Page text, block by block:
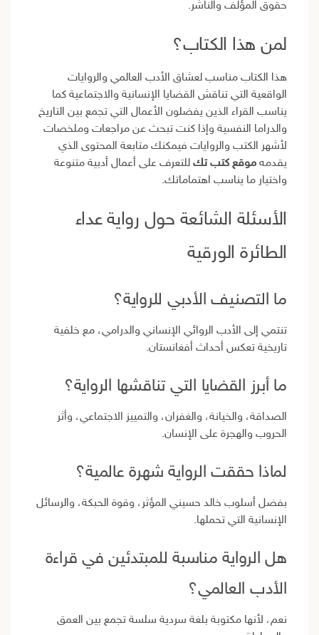
حقوق المؤلف والناشر.
لمن هذا الكتاب؟
هذا الكتاب مناسب لعشاق الأدب العالمي والروايات
الواقعية التي تناقش القضايا الإنسانية والاجتماعية كما
يناسب القراء الذين يفضلون الأعمال التي تجمع بين التاريخ
والدراما النفسية وإذا كنت تبحث عن مراجعات وملخصات
لأشهر الكتب والروايات فيمكنك متابعة المحتوى الذي
يقدمه موقع كتب تك للتعرف على أعمال أدبية متنوعة
واختيار ما يناسب اهتماماتك.
الأسئلة الشائعة حول رواية عداء
الطائرة الورقية
ما التصنيف الأدبي للرواية؟
تنتمي إلى الأدب الروائي الإنساني والدرامي، مع خلفية
تاريخية تعكس أحداث أفغانستان.
ما أبرز القضايا التي تناقشها الرواية؟
الصداقة، والخيانة، والغفران، والتمييز الاجتماعي، وأثر
الحروب والهجرة على الإنسان.
لماذا حققت الرواية شهرة عالمية؟
بفضل أسلوب خالد حسيني المؤثر، وقوة الحبكة، والرسائل
الإنسانية التي تحملها.
هل الرواية مناسبة للمبتدئين في قراءة
الأدب العالمي؟
نعم، لأنها مكتوبة بلغة سردية سلسة تجمع بين العمق